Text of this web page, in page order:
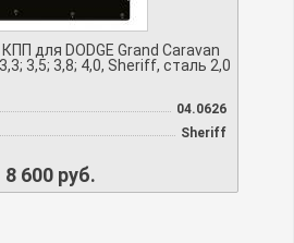
для DODGE Grand Caravan
3,5; 3,8; 4,0, Sheriff, сталь 2,0
04.0626
Sheriff
8 600 руб.